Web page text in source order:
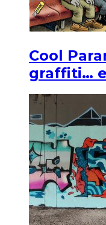
Cool
graffiti…